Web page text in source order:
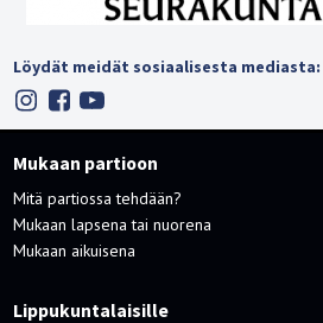
Löydät meidät sosiaalisesta mediasta:
Mukaan partioon
Mitä partiossa tehdään?
Mukaan lapsena tai nuorena
Mukaan aikuisena
Lippukuntalaisille